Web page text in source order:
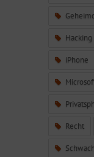
Hacking
iPhone
Recht